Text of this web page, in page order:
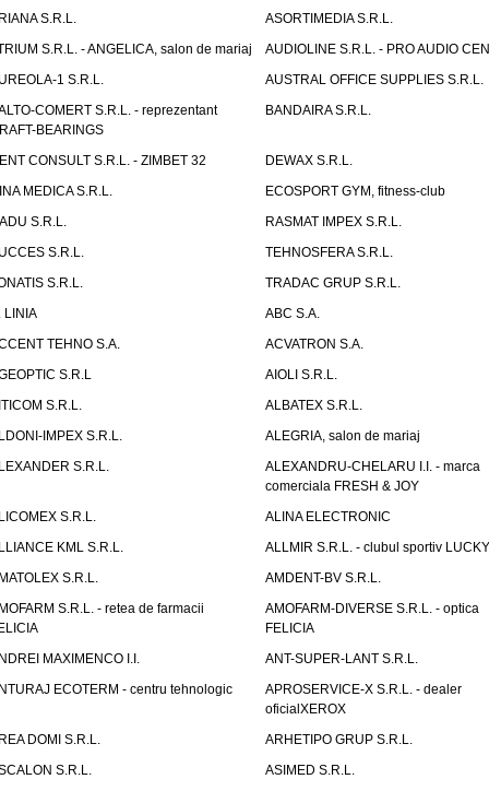
S.R.L.
ASORTIMEDIA S.R.L.
S.R.L. - ANGELICA, salon de mariaj
AUDIOLINE S.R.L. - PRO AUDIO
1 S.R.L.
AUSTRAL OFFICE SUPPLIES S.R.L.
COMERT S.R.L. - reprezentant
BEARINGS
BANDAIRA S.R.L.
CONSULT S.R.L. - ZIMBET 32
DEWAX S.R.L.
MEDICA S.R.L.
ECOSPORT GYM, fitness-club
S.R.L.
RASMAT IMPEX S.R.L.
S.R.L.
TEHNOSFERA S.R.L.
S.R.L.
TRADAC GRUP S.R.L.
LINIA
ABC S.A.
TEHNO S.A.
ACVATRON S.A.
S.R.L
AIOLI S.R.L.
S.R.L.
ALBATEX S.R.L.
IMPEX S.R.L.
ALEGRIA, salon de mariaj
S.R.L.
ALEXANDRU-CHELARU I.I. - marca
comerciala FRESH & JOY
S.R.L.
ALINA ELECTRONIC
KML S.R.L.
ALLMIR S.R.L. - clubul sportiv
S.R.L.
AMDENT-BV S.R.L.
S.R.L. - retea de farmacii
AMOFARM-DIVERSE S.R.L. - optica
FELICIA
MAXIMENCO I.I.
ANT-SUPER-LANT S.R.L.
ECOTERM - centru tehnologic
APROSERVICE-X S.R.L. - dealer
oficialXEROX
DOMI S.R.L.
ARHETIPO GRUP S.R.L.
S.R.L.
ASIMED S.R.L.